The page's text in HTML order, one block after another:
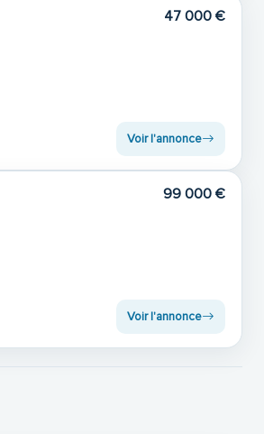
47 000 €
Voir l'annonce
99 000 €
Voir l'annonce